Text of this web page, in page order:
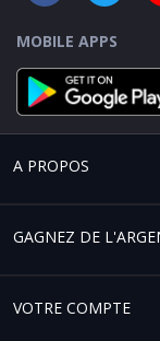
MOBILE APPS
A PROPOS
Qui sommes-nous ?
Paramètres de
GAGNEZ DE
Vendre sur
VOTRE COMPTE